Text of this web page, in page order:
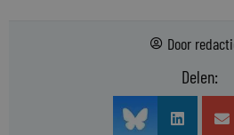
Door
Delen: